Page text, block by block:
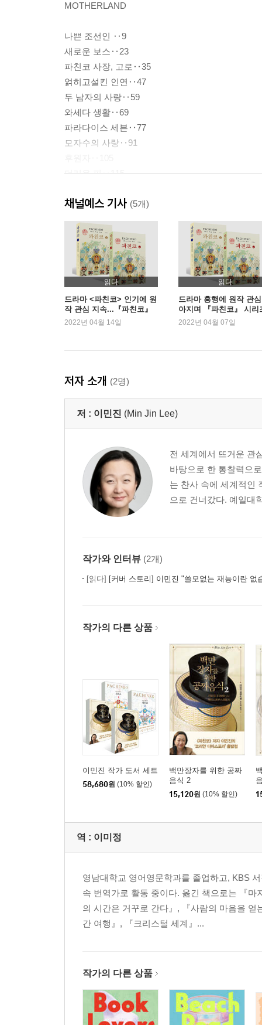
MOTHERLAND
나쁜 조선인 ‥9
새로운 보스‥23
파친코 사장, 고로‥35
얽히고설킨 인연‥47
두 남자의 사랑‥59
와세다 생활‥69
파라다이스 세븐‥77
모자수의 사랑‥91
더러운 피‥115
파친코 직원‥139
유미의 고백‥151
갑자기 찾아온 죽음‥163
회상‥177
노아의 가족‥187
하루키의 비밀‥197
앨범 속의 글‥211
저주받은 피‥223
개목걸이‥235
엄마의 죽음‥285
더러운 꽃‥295
이기적인 여자‥303
특별한 상사‥323
진짜배기 미국인‥331
부당 해고‥343
미친 짓거리‥353
시작과 끝‥365
작품 해설‥389
채널예스 기사 (5개)
읽다
드라마 <파친코> 인기에 원
작 관심 지속...『파친코』
시리즈 2주 연속 1위
2022년 04월 14일
읽다
드라마 흥행에 원작 관
아지며 『파친코』 시리
나란히 1, 2위 차지
2022년 04월 07일
저자 소개 (2명)
저 : 이민진 (Min Jin Lee)
전 세계에서 뜨거운 관
바탕으로 한 통찰력으
는 찬사 속에 세계적인
으로 건너갔다. 예일대
작가와 인터뷰 (2개)
[읽다] [커버 스토리] 이민진 "쓸모없는 재능이란 없
작가의 다른 상품
이민진 작가 도서 세트
58,680원 (10% 할인)
백만장자를 위한 공짜
음식 2
15,120원 (10% 할인)
역 : 이미정
영남대학교 영어영문학과를 졸업하고, KBS
속 번역가로 활동 중이다. 옮긴 책으로는 『
의 시간은 거꾸로 간다』, 『사람의 마음을
간 여행』, 『크리스털 세계』...
작가의 다른 상품